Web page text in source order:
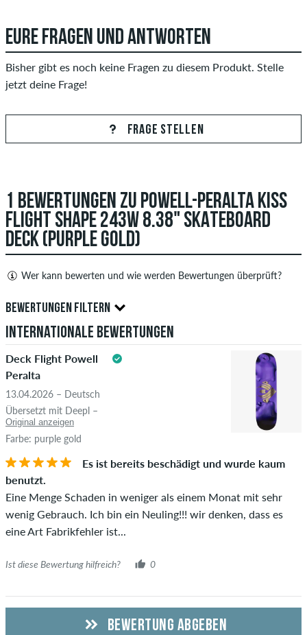
EURE FRAGEN UND ANTWORTEN
Bisher gibt es noch keine Fragen zu diesem Produkt. Stelle
jetzt deine Frage!
FRAGE STELLEN
1 BEWERTUNGEN ZU POWELL-PERALTA KISS
FLIGHT SHAPE 243W 8.38" SKATEBOARD
DECK (PURPLE GOLD)
Wer kann bewerten und wie werden Bewertungen überprüft?
Nur Personen mit einem skatedeluxe Kundenkonto können
Bewertungen abgeben. Diese werden erst nach unserer
Überprüfung veröffentlicht. Wir veröffentlichen sowohl
positive als auch negative Bewertungen. Bewertungen mit
beleidigenden oder obszönen Inhalten sowie Bewertungen,
die geltendes Recht oder Urheberrechte verletzen oder Spam
und Fremdwerbung enthalten, werden nicht veröffentlicht.
Die Sternebewertung des Artikels ist der Durchschnitt aller
Bewertungen.
Ob die Bewertung von einer Person stammt, die diesen
Artikel wirklich gekauft hat, erkennst du am grünen Haken
neben dem Namen mit dem Zusatz "Verifizierter Kauf". Bei
diesen Personen wurde der Kauf anhand ihrer Bestellungen
überprüft. Bei Bewertungen ohne grünen Haken, können wir
wirklich besitzen oder besessen haben.
BEWERTUNGEN FILTERN
5.0
STERNE
Internationale Bewertungen
Deck Flight Powell
Peralta
13.04.2026 – Deutsch
Übersetzt mit Deepl –
Original anzeigen
Farbe: purple gold
Es ist bereits beschädigt und wurde kaum
benutzt.
Eine Menge Schaden in weniger als einem Monat mit sehr
wenig Gebrauch. Ich bin ein Neuling!!! wir denken, dass es
eine Art Fabrikfehler ist...
Ist diese Bewertung hilfreich? 0
BEWERTUNG ABGEBEN